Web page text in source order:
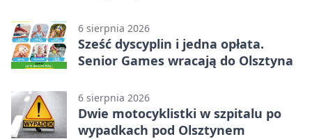
6 sierpnia 2026
Sześć dyscyplin i jedna opłata.
Senior Games wracają do Olsztyna
6 sierpnia 2026
Dwie motocyklistki w szpitalu po
wypadkach pod Olsztynem